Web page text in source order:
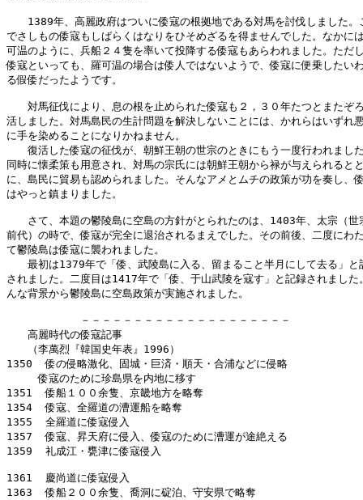
1389年、高麗政府はついに倭寇の根拠地である対馬を討伐しました。
でさしもの倭寇もしばらくはなりをひそめざるを得ませんでした。なかに
可温のように、兵船２４隻を率いて投降する倭寇もあらわれました。ただ
倭寇といっても、羅可温の場合は倭人ではないようで、倭寇に便乗したい
る假倭だったようです。
対馬征伐により、息の根を止められた倭寇も２，３０年たつとまたぞ
活しました。対馬島民の生計問題を解決しないことには、かれらはいずれ
に手を染めることになりかねません。
復活した倭寇の征伐が、朝鮮王朝の世宗のときにもう一度行われまし
同時に懐柔策も用意され、対馬の宗氏には朝鮮王朝から禄が与えられると
に、島民に貿易も認められました。そんなアメとムチの政策が功を奏し、
はやっと鎮まりました。
さて、本題の鬱陵島に空島の方針がとられたのは、1403年、太宗（世
前代）の時で、倭寇が完全に退治されるまえでした。その前後、二度にわ
て鬱陵島は倭寇に襲われました。
最初は1379年で「倭、武陵島に入る、留まること半月にして去る」と
されました。二度目は1417年で「倭、于山武陵を寇す」と記録されました
んな背景から鬱陵島に空島政策が実施されました。
－－－－－－－－－－－－－－－－－－－－
高麗時代の倭寇記事
（李萬烈『韓国史年表』1996）
1350  倭の侵略激化、固城・巨済・順天・合浦などに侵略
倭寇のために珍島県を内地に移す
1351  倭船１００余隻、京畿地方を略奪
1354  倭寇、全羅道の漕運船を略奪
1355  全羅道に倭寇侵入
1357  倭寇、昇天府に侵入、倭寇のために漕運が途絶える
1359  礼成江・甕津に倭寇侵入
1361  慶尚道に倭寇侵入
1363  倭船２００余隻、喬洞に碇泊、守安県で略奪